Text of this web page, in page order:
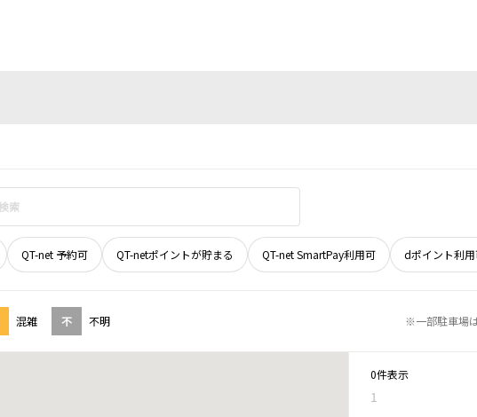
QT-net 予約可 QT-netポイントが貯まる QT-net SmartPay利用可 dポイント利
混雑 不 不明 ※一部駐車場
0件表示
1